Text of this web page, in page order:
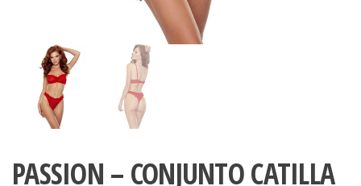
PASSION – CONJUNTO CATILLA